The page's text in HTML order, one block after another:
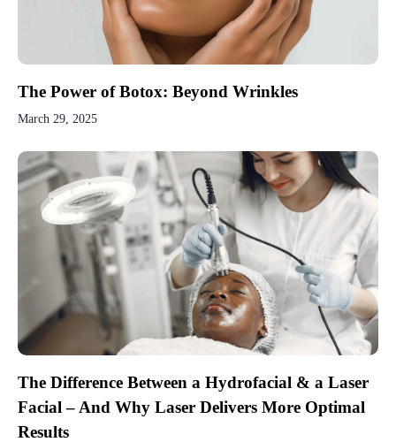
The Power of Botox: Beyond Wrinkles
March 29, 2025
The Difference Between a Hydrofacial & a Laser
Facial – And Why Laser Delivers More Optimal
Results